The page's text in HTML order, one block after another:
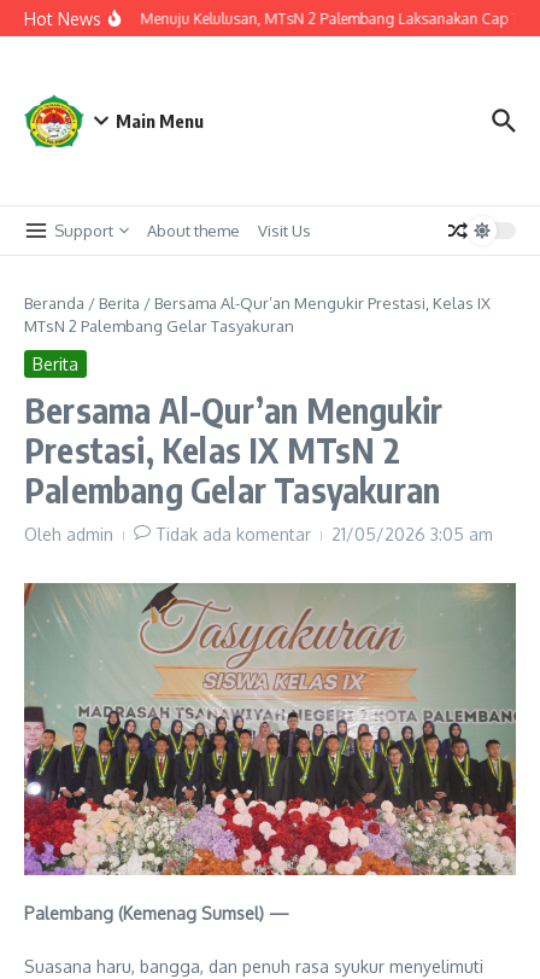
Lewati ke konten
Hot News
Langkah Akhir Menuju Kelulusan, MTsN 2 Palembang Laksanakan Cap Tiga
Main Menu
Support About theme Visit Us
Beranda / Berita / Bersama Al-Qur’an Mengukir Prestasi, Kelas IX
MTsN 2 Palembang Gelar Tasyakuran
Berita
Bersama Al-Qur’an Mengukir
Prestasi, Kelas IX MTsN 2
Palembang Gelar Tasyakuran
Oleh admin Tidak ada komentar 21/05/2026 3:05 am
Palembang (Kemenag Sumsel) —
Suasana haru, bangga, dan penuh rasa syukur menyelimuti